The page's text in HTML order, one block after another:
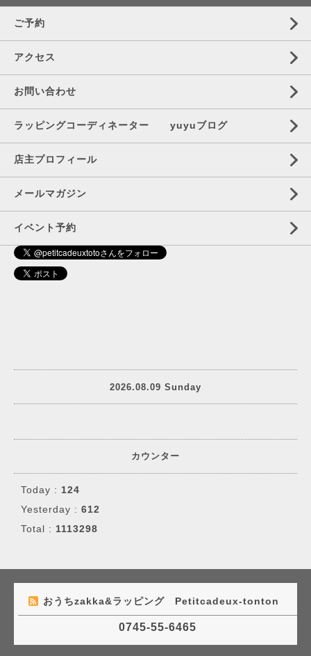
ご予約
アクセス
お問い合わせ
ラッピングコーディネーター yuyuブログ
店主プロフィール
メールマガジン
イベント予約
2026.08.09 Sunday
カウンター
Today : 124
Yesterday : 612
Total : 1113298
おうちzakka&ラッピング Petitcadeux-tonton
0745-55-6465